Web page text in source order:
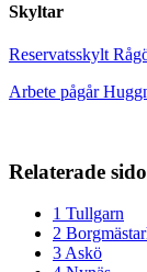
Skyltar
Reservatsskylt
Arbete pågår
Relaterade
1 Tullgarn
2
3 Askö